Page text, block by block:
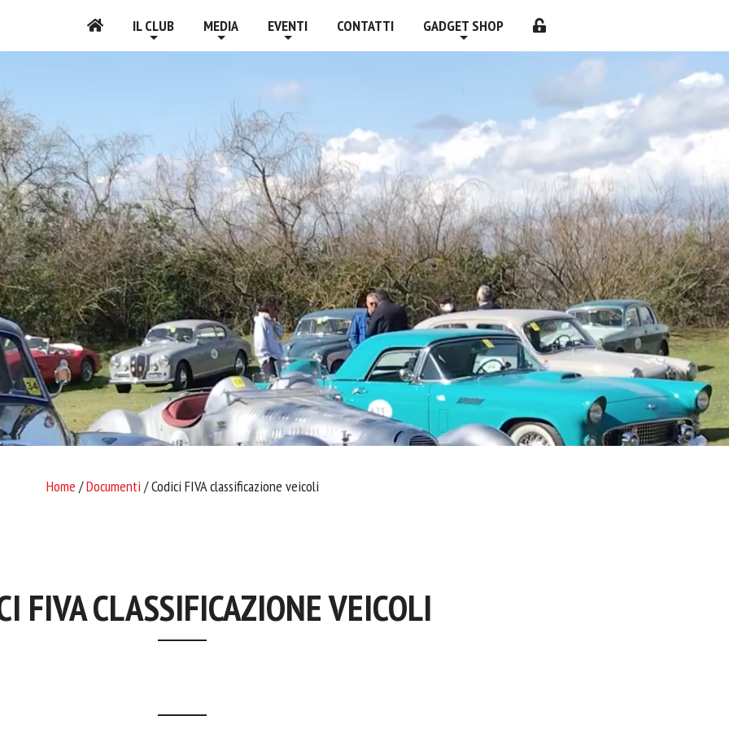
IL CLUB MEDIA EVENTI CONTATTI GADGET SHOP
Home /Documenti / Codici FIVA classificazione veicoli
FIVA CLASSIFICAZIONE VEICOLI